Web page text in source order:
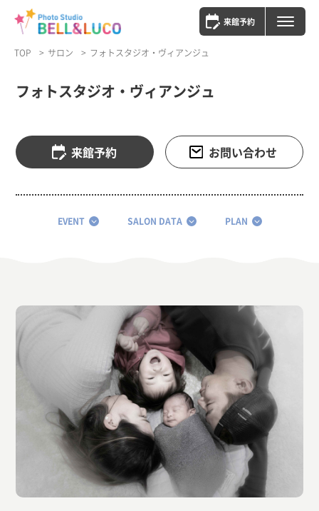
来館予約
TOP サロン フォトスタジオ・ヴィアンジュ
フォトスタジオ・ヴィアンジュ
来館予約 お問い合わせ
EVENT SALON DATA PLAN